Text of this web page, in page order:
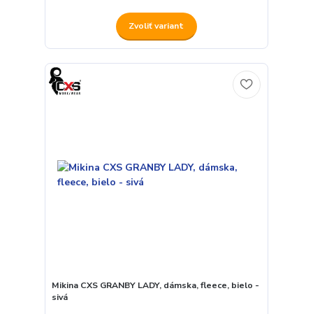
Zvoliť variant
Mikina CXS GRANBY LADY, dámska, fleece, bielo -
sivá